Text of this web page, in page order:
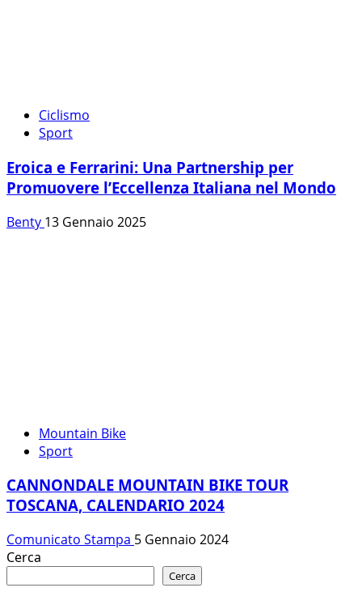
Ciclismo
Sport
Eroica e Ferrarini: Una Partnership per
Promuovere l’Eccellenza Italiana nel Mondo
Benty 13 Gennaio 2025
Mountain Bike
Sport
CANNONDALE MOUNTAIN BIKE TOUR
TOSCANA, CALENDARIO 2024
Comunicato Stampa 5 Gennaio 2024
Cerca
Cerca